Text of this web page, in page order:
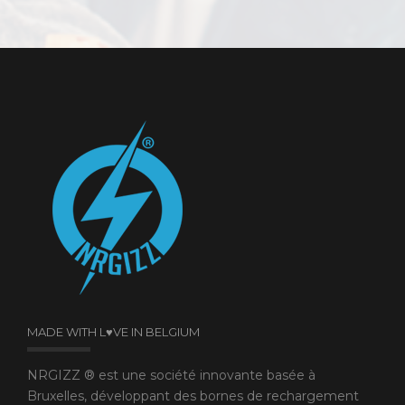
MADE WITH L♥VE IN BELGIUM
NRGIZZ ® est une société innovante basée à
Bruxelles, développant des bornes de rechargement